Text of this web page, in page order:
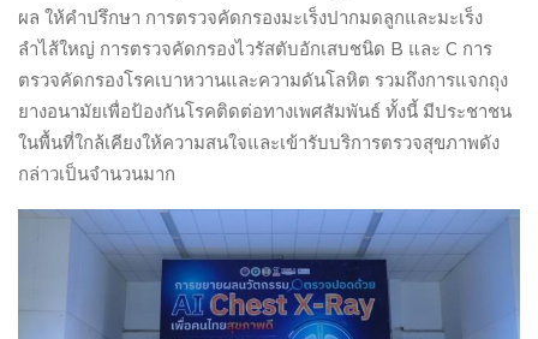
ผล ให้คำปรึกษา การตรวจคัดกรองมะเร็งปากมดลูกและมะเร็ง
ลำไส้ใหญ่ การตรวจคัดกรองไวรัสตับอักเสบชนิด B และ C การ
ตรวจคัดกรองโรคเบาหวานและความดันโลหิต รวมถึงการแจกถุง
ยางอนามัยเพื่อป้องกันโรคติดต่อทางเพศสัมพันธ์ ทั้งนี้ มีประชาชน
ในพื้นที่ใกล้เคียงให้ความสนใจและเข้ารับบริการตรวจสุขภาพดัง
กล่าวเป็นจำนวนมาก